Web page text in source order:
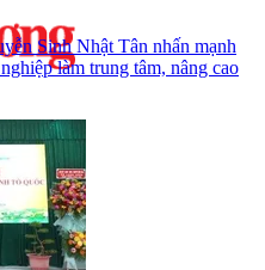
Sinh Nhật Tân nhấn mạnh
làm trung tâm, nâng cao